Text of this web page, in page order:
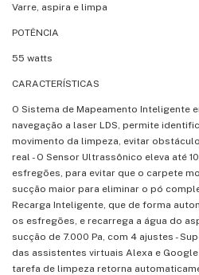
Varre, aspira e limpa
POTÊNCIA
55 watts
CARACTERÍSTICAS
O Sistema de Mapeamento Inteligente
navegação a laser LDS, permite
movimento da limpeza, evitar
real - O Sensor Ultrassônico eleva até
esfregões, para evitar que o carpete
sucção maior para eliminar o pó
Recarga Inteligente, que de forma
os esfregões, e recarrega a água do
sucção de 7.000 Pa, com 4 ajustes -
das assistentes virtuais Alexa e
tarefa de limpeza retorna